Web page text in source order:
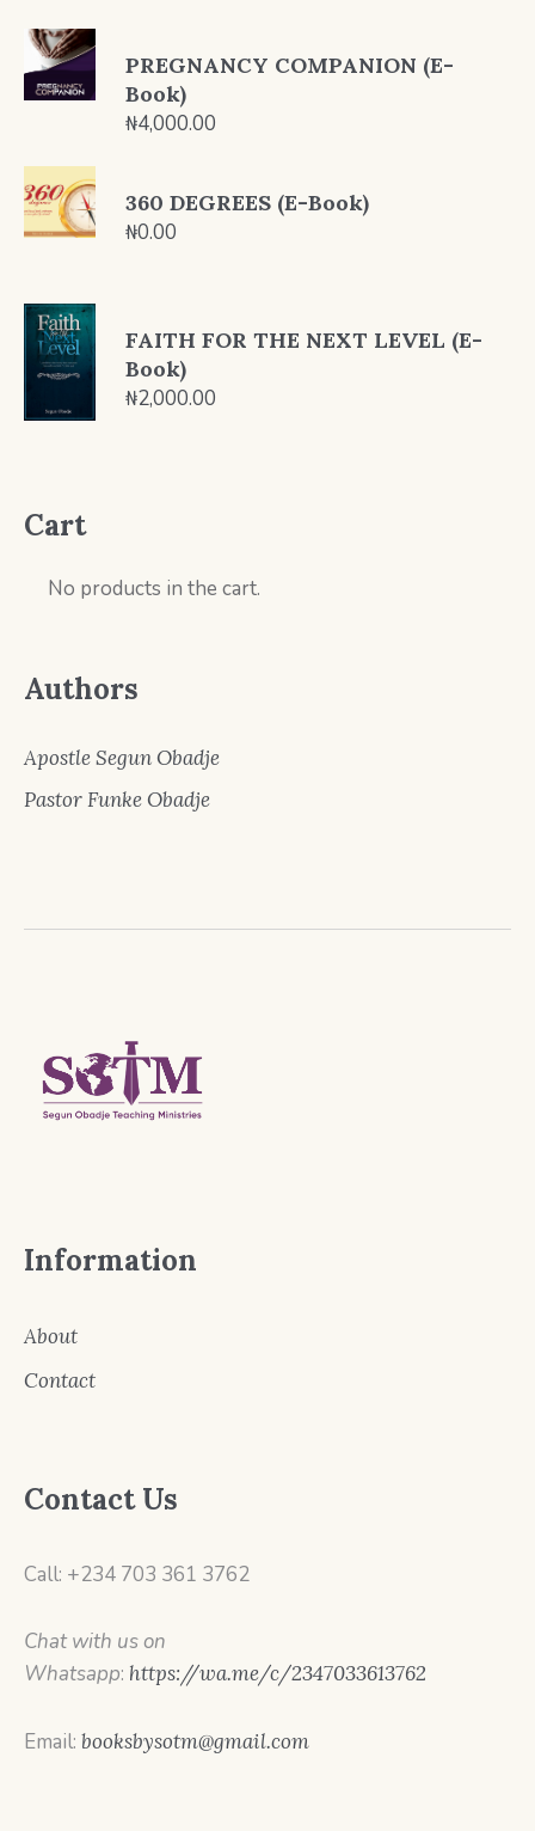
PREGNANCY COMPANION (E-
Book)
₦4,000.00
360 DEGREES (E-Book)
₦0.00
FAITH FOR THE NEXT LEVEL (E-
Book)
₦2,000.00
Cart
No products in the cart.
Authors
Apostle Segun Obadje
Pastor Funke Obadje
Information
About
Contact
Contact Us
Call: +234 703 361 3762
Chat with us on
Whatsapp: https://wa.me/c/2347033613762
Email:booksbysotm@gmail.com